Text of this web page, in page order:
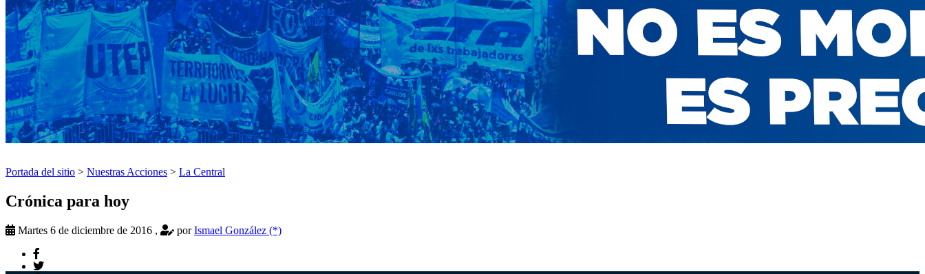
Portada del sitio > Nuestras Acciones > La Central
Crónica para hoy
Martes 6 de diciembre de 2016 , porIsmael González (*)